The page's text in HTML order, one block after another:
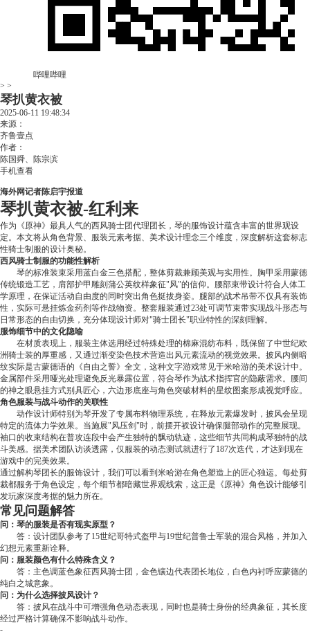
哔哩哔哩
> >
琴扒黄衣被
2025-06-11 19:48:34
来源：
齐鲁壹点
作者：
陈国舜、陈宗滨
手机查看
海外网记者陈启宇报道
琴扒黄衣被-红利来
作为《原神》最具人气的西风骑士团代理团长，琴的服饰设计蕴含丰富的世界观设
定。本文将从角色背景、服装元素考据、美术设计理念三个维度，深度解析这套标志
性骑士制服的设计奥秘。
西风骑士制服的功能性解析
琴的标准装束采用蓝白金三色搭配，整体剪裁兼顾美观与实用性。胸甲采用蒙德
传统锻造工艺，肩部护甲雕刻蒲公英纹样象征"风"的信仰。腰部束带设计符合人体工
学原理，在保证活动自由度的同时突出角色挺拔身姿。腿部的战术吊带不仅具有装饰
性，实际可悬挂炼金药剂等作战物资。整套服装通过23处可调节束带实现战斗形态与
日常形态的自由切换，充分体现设计师对"骑士团长"职业特性的深刻理解。
服饰细节中的文化隐喻
在材质表现上，服装主体选用经过特殊处理的棉麻混纺布料，既保留了中世纪欧
洲骑士装的厚重感，又通过渐变染色技术营造出风元素流动的视觉效果。披风内侧暗
纹实际是古蒙德语的《自由之誓》全文，这种文字游戏常见于米哈游的美术设计中。
金属部件采用哑光处理避免反光暴露位置，符合琴作为战术指挥官的隐蔽需求。腰间
的神之眼悬挂方式别具匠心，六边形底座与角色突破材料的星纹图案形成视觉呼应。
角色服装与战斗动作的关联性
动作设计师特别为琴开发了专属布料物理系统，在释放元素爆发时，披风会呈现
特定的流体力学效果。当施展"风压剑"时，前摆开衩设计确保腿部动作的完整展现。
袖口的收束结构在普攻连段中会产生独特的飘动轨迹，这些细节共同构成琴独特的战
斗美感。据美术团队访谈透露，仅服装的动态测试就进行了187次迭代，才达到现在
游戏中的完美效果。
通过解构琴团长的服饰设计，我们可以看到米哈游在角色塑造上的匠心独运。每处剪
裁都服务于角色设定，每个细节都暗藏世界观线索，这正是《原神》角色设计能够引
发玩家深度考据的魅力所在。
常见问题解答
问：琴的服装是否有现实原型？
答：设计团队参考了15世纪哥特式盔甲与19世纪普鲁士军装的混合风格，并加入
幻想元素重新诠释。
问：服装颜色有什么特殊含义？
答：主色调蓝色象征西风骑士团，金色镶边代表团长地位，白色内衬呼应蒙德的
纯白之城意象。
问：为什么选择披风设计？
答：披风在战斗中可增强角色动态表现，同时也是骑士身份的经典象征，其长度
经过严格计算确保不影响战斗动作。
-